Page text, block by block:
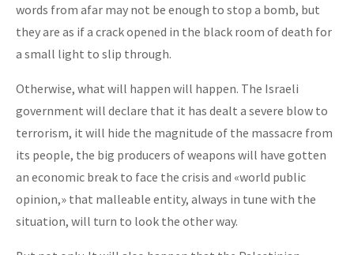
words from afar may not be enough to stop a bomb, but
they are as if a crack opened in the black room of death for
a small light to slip through.
Otherwise, what will happen will happen. The Israeli
government will declare that it has dealt a severe blow to
terrorism, it will hide the magnitude of the massacre from
its people, the big producers of weapons will have gotten
an economic break to face the crisis and «world public
opinion,» that malleable entity, always in tune with the
situation, will turn to look the other way.